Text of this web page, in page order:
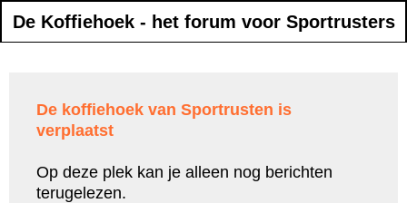
De Koffiehoek - het forum voor Sportrusters
De koffiehoek van Sportrusten is
verplaatst
Op deze plek kan je alleen nog berichten
terugelezen.